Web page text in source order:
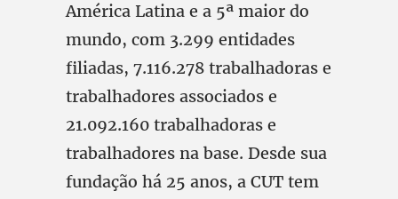
América Latina e a 5ª maior do
mundo, com 3.299 entidades
filiadas, 7.116.278 trabalhadoras e
trabalhadores associados e
21.092.160 trabalhadoras e
trabalhadores na base. Desde sua
fundação há 25 anos, a CUT tem